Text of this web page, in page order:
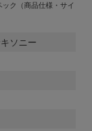
ク（商品仕様・サイ
ソニー